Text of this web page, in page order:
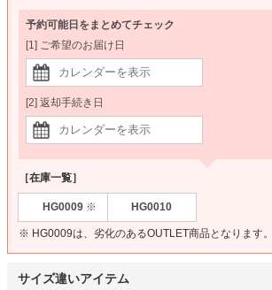
予約可能日をまとめてチェック
[1] ご希望のお届け日
[2] 返却手続き日
［在庫一覧］
HG0009 ※ HG0010
※ HG0009は、劣化のあるOUTLET商品となります。
サイズ違いアイテム